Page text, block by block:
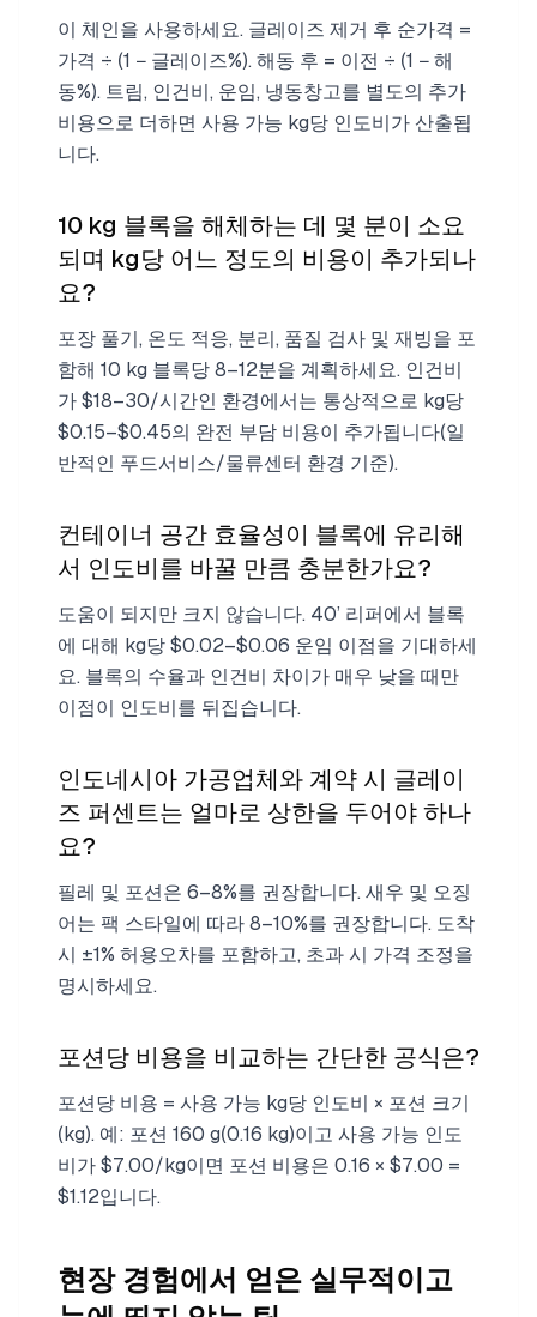
이 체인을 사용하세요. 글레이즈 제거 후 순가격 =
가격 ÷ (1 − 글레이즈%). 해동 후 = 이전 ÷ (1 − 해
동%). 트림, 인건비, 운임, 냉동창고를 별도의 추가
비용으로 더하면 사용 가능 kg당 인도비가 산출됩
니다.
10 kg 블록을 해체하는 데 몇 분이 소요
되며 kg당 어느 정도의 비용이 추가되나
요?
포장 풀기, 온도 적응, 분리, 품질 검사 및 재빙을 포
함해 10 kg 블록당 8–12분을 계획하세요. 인건비
가 $18–30/시간인 환경에서는 통상적으로 kg당
$0.15–$0.45의 완전 부담 비용이 추가됩니다(일
반적인 푸드서비스/물류센터 환경 기준).
컨테이너 공간 효율성이 블록에 유리해
서 인도비를 바꿀 만큼 충분한가요?
도움이 되지만 크지 않습니다. 40’ 리퍼에서 블록
에 대해 kg당 $0.02–$0.06 운임 이점을 기대하세
요. 블록의 수율과 인건비 차이가 매우 낮을 때만
이점이 인도비를 뒤집습니다.
인도네시아 가공업체와 계약 시 글레이
즈 퍼센트는 얼마로 상한을 두어야 하나
요?
필레 및 포션은 6–8%를 권장합니다. 새우 및 오징
어는 팩 스타일에 따라 8–10%를 권장합니다. 도착
시 ±1% 허용오차를 포함하고, 초과 시 가격 조정을
명시하세요.
포션당 비용을 비교하는 간단한 공식은?
포션당 비용 = 사용 가능 kg당 인도비 × 포션 크기
(kg). 예: 포션 160 g(0.16 kg)이고 사용 가능 인도
비가 $7.00/kg이면 포션 비용은 0.16 × $7.00 =
$1.12입니다.
현장 경험에서 얻은 실무적이고